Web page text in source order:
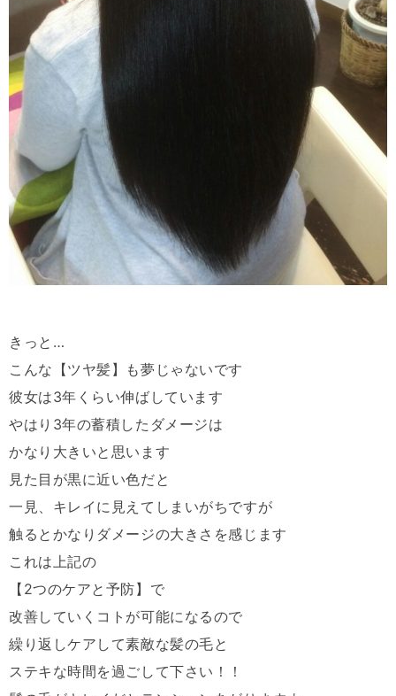
きっと …
こんな【ツヤ髪】も夢じゃないです
彼女は3年くらい伸ばしています
やはり 3年の蓄積したダメージは
かなり大きいと思います
見た目が黒に近い色だと
一見、キレイに見えてしまいがちですが
触るとかなりダメージの大きさを感じます
これは上記の
【 2つのケアと予防】で
改善していくコトが可能になるので
繰り返しケアして素敵な髪の毛と
ステキな時間を過ごして下さい！！